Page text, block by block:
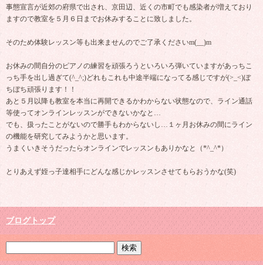
事態宣言が近郊の府県で出され、京田辺、近くの市町でも感染者が増えており
ますので教室を５月６日までお休みすることに致しました。
そのため体験レッスン等も出来ませんのでご了承くださいm(__)m
お休みの間自分のピアノの練習を頑張ろうといろいろ弾いていますがあっちこ
っち手を出し過ぎて(^_^;)どれもこれも中途半端になってる感じですが(>_<)ぼ
ちぼち頑張ります！！
あと５月以降も教室を本当に再開できるかわからない状態なので、ライン通話
等使ってオンラインレッスンができないかなと…
でも、扱ったことがないので勝手もわからないし…１ヶ月お休みの間にライン
の機能を研究してみようかと思います。
うまくいきそうだったらオンラインでレッスンもありかなと（*^_^*）
とりあえず姪っ子達相手にどんな感じかレッスンさせてもらおうかな(笑)
ブログトップ